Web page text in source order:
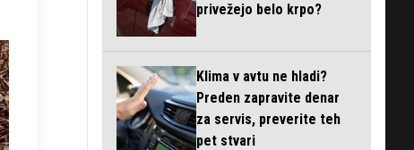
privežejo belo krpo?
Klima v avtu ne hladi?
Preden zapravite denar
za servis, preverite teh
pet stvari